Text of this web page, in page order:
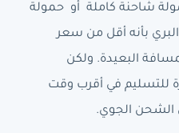
شاحنة كاملة أو حمولة
بأنه أقل من سعر
البعيدة. ولكن
للتسليم في أقرب وقت
الشحن الجوي.